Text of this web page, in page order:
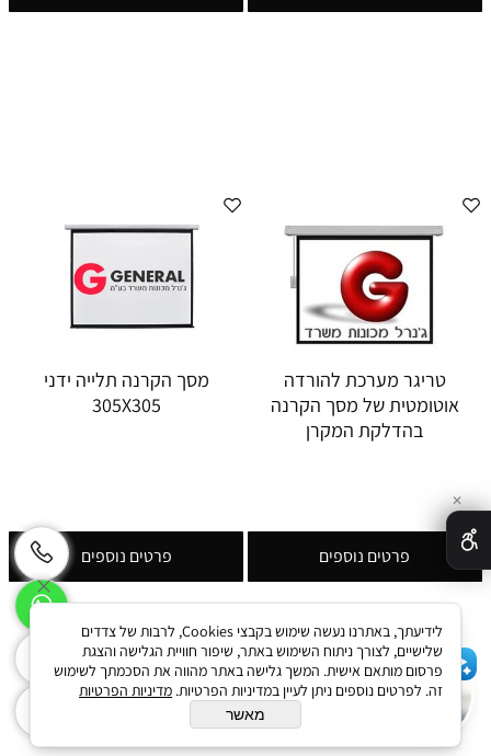
טריגר מערכת להורדה
אוטומטית של מסך הקרנה
בהדלקת המקרן
פרטים נוספים
מסך הקרנה תלייה ידני
305X305
פרטים נוספים
✕
לידיעתך, באתרנו נעשה שימוש בקבצי Cookies, לרבות של צדדים
שלישיים, לצורך ניתוח השימוש באתר, שיפור חוויית הגלישה והצגת
פרסום מותאם אישית. המשך גלישה באתר מהווה את הסכמתך לשימוש
זה. לפרטים נוספים ניתן לעיין במדיניות הפרטיות. מדיניות הפרטיות
מאשר
שלום 👋 אני הצ'אטבוט של האתר!
צריך עזרה? התחל שיחה.